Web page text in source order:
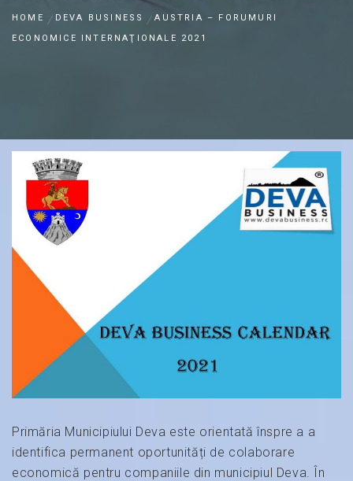
HOME DEVA BUSINESS
AUSTRIA – FORUMURI
ECONOMICE INTERNAŢIONALE 2021
Primăria Municipiului Deva este orientată înspre a a
identifica permanent oportunități de colaborare
economică pentru companiile din municipiul Deva. În